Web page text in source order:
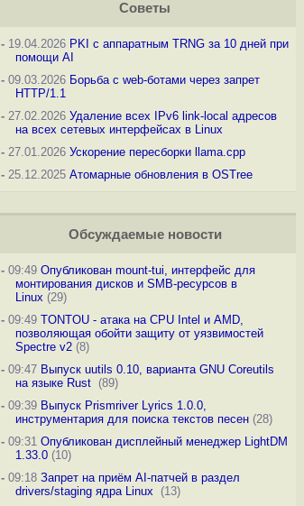
Советы
-19.04.2026 PKI с аппаратным TRNG за 10 дней при
помощи AI
-09.03.2026 Борьба с web-ботами через запрет
HTTP/1.1
-27.02.2026 Удаление всех IPv6 link-local адресов
на всех сетевых интерфейсах в Linux
-27.01.2026 Ускорение пересборки llama.cpp
-25.12.2025 Атомарные обновления в OSTree
Обсуждаемые новости
-09:49 Опубликован mount-tui, интерфейс для
монтирования дисков и SMB-ресурсов в
Linux (29)
-09:49 TONTOU - атака на CPU Intel и AMD,
позволяющая обойти защиту от уязвимостей
Spectre v2(8)
-09:47 Выпуск uutils 0.10, варианта GNU Coreutils
на языке Rust (89)
-09:39 Выпуск Prismriver Lyrics 1.0.0,
инструментария для поиска текстов песен(28)
-09:31 Опубликован дисплейный менеджер LightDM
1.33.0(10)
-09:18 Запрет на приём AI-патчей в раздел
drivers/staging ядра Linux
(13)